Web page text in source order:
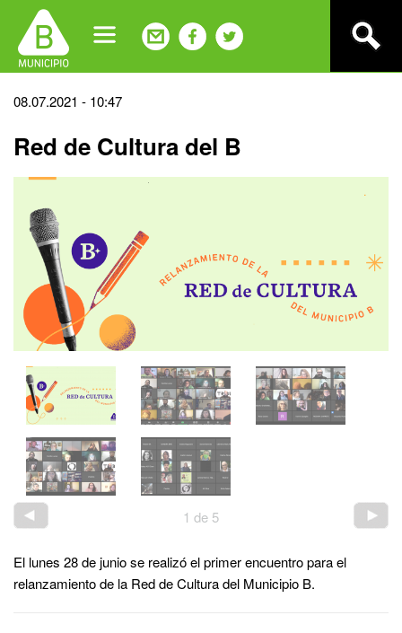
navigation
Back
top
08.07.2021 - 10:47
Red de Cultura del B
1 de 5
El lunes 28 de junio se realizó el primer encuentro para el
relanzamiento de la Red de Cultura del Municipio B.